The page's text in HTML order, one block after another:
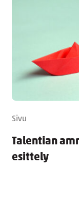
Sivu
Talentian
esittely